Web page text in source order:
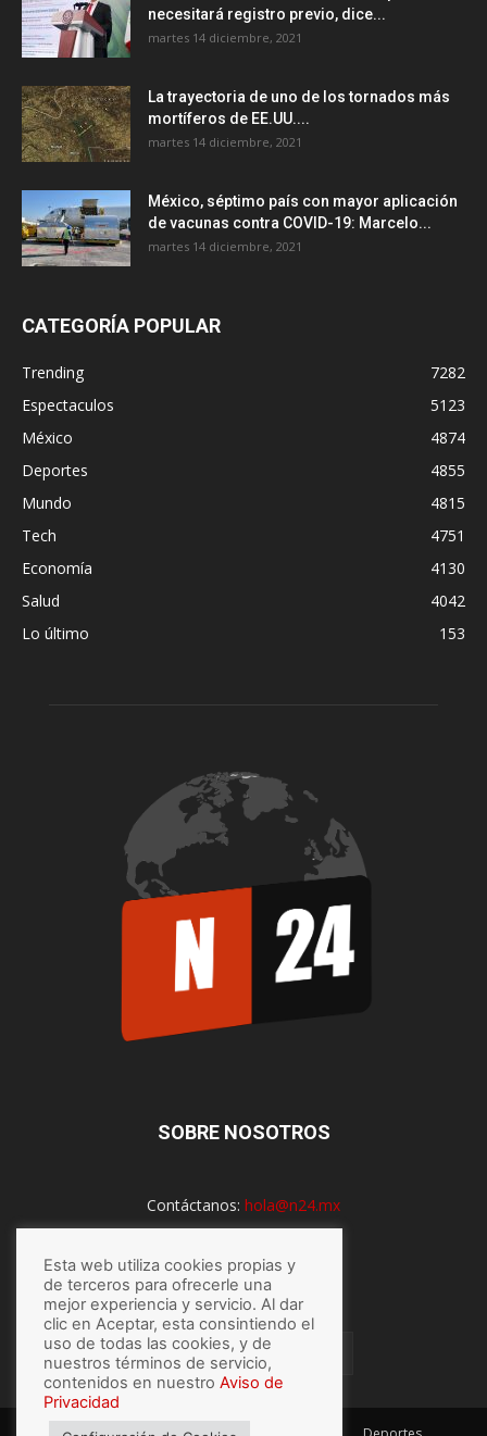
necesitará registro previo, dice...
martes 14 diciembre, 2021
La trayectoria de uno de los tornados más
mortíferos de EE.UU....
martes 14 diciembre, 2021
México, séptimo país con mayor aplicación
de vacunas contra COVID-19: Marcelo...
martes 14 diciembre, 2021
CATEGORÍA POPULAR
Trending
7282
Espectaculos
5123
México
4874
Deportes
4855
Mundo
4815
Tech
4751
Economía
4130
Salud
4042
Lo último
153
SOBRE NOSOTROS
Contáctanos: hola@n24.mx
SÍGUENOS
Esta web utiliza cookies propias y
de terceros para ofrecerle una
mejor experiencia y servicio. Al dar
clic en Aceptar, esta consintiendo el
uso de todas las cookies, y de
nuestros términos de servicio,
contenidos en nuestro Aviso de
Privacidad